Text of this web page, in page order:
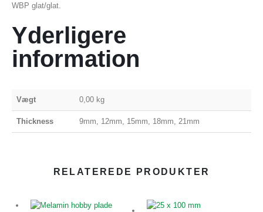
WBP glat/glat.
Yderligere
information
Vægt 0,00 kg
Thickness 9mm, 12mm, 15mm, 18mm, 21mm
RELATEREDE PRODUKTER